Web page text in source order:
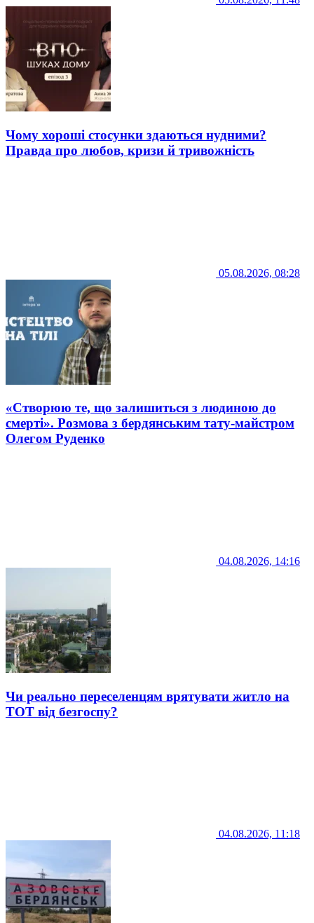
Чому хороші стосунки здаються нудними?
Правда про любов, кризи й тривожність
05.08.2026, 08:28
«Створюю те, що залишиться з людиною до
смерті». Розмова з бердянським тату-майстром
Олегом Руденко
04.08.2026, 14:16
Чи реально переселенцям врятувати житло на
ТОТ від безгоспу?
04.08.2026, 11:18